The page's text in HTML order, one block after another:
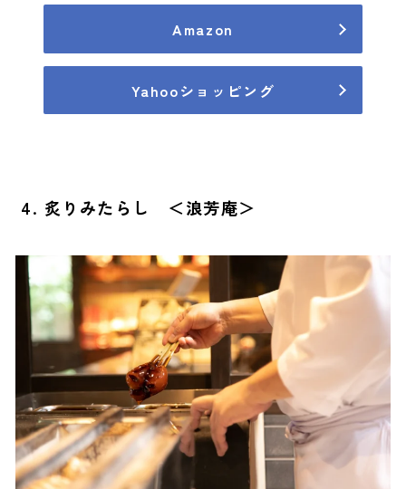
Amazon
Yahooショッピング
4. 炙りみたらし ＜浪芳庵＞